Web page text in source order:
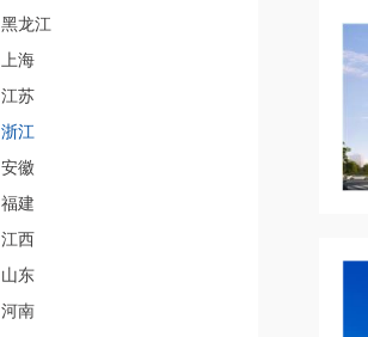
黑龙江
上海
江苏
浙江
安徽
福建
江西
山东
河南